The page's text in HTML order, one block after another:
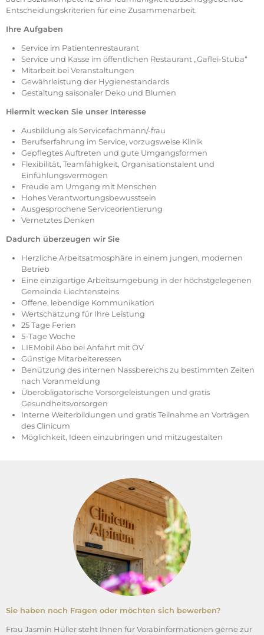
Entscheidungskriterien für eine Zusammenarbeit.
Ihre Aufgaben
Service im Patientenrestaurant
Service und Kasse im öffentlichen Restaurant „Gaflei-Stuba“
Mitarbeit bei Veranstaltungen
Gewährleistung der Hygienestandards
Gestaltung saisonaler Deko und Blumen
Hiermit wecken Sie unser Interesse
Ausbildung als Servicefachmann/-frau
Berufserfahrung im Service, vorzugsweise Klinik
Gepflegtes Auftreten und gute Umgangsformen
Flexibilität, Teamfähigkeit, Organisationstalent und
Einfühlungsvermögen
Freude am Umgang mit Menschen
Hohes Verantwortungsbewusstsein
Ausgesprochene Serviceorientierung
Vernetztes Denken
Dadurch überzeugen wir Sie
Herzliche Arbeitsatmosphäre in einem jungen, modernen
Betrieb
Eine einzigartige Arbeitsumgebung in der höchstgelegenen
Gemeinde Liechtensteins
Offene, lebendige Kommunikation
Wertschätzung für Ihre Leistung
25 Tage Ferien
5-Tage Woche
LIEMobil Abo bei Anfahrt mit ÖV
Günstige Mitarbeiteressen
Benützung des internen Nassbereichs zu bestimmten Zeiten
nach Voranmeldung
Überobligatorische Vorsorgeleistungen und gratis
Gesundheitsvorsorgen
Interne Weiterbildungen und gratis Teilnahme an Vorträgen
des Clinicum
Möglichkeit, Ideen einzubringen und mitzugestalten
Sie haben noch Fragen oder möchten sich bewerben?
Frau Jasmin Hüller steht Ihnen für Vorabinformationen gerne zur